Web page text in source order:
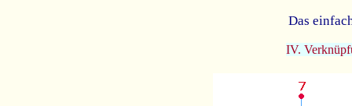
Das
IV.